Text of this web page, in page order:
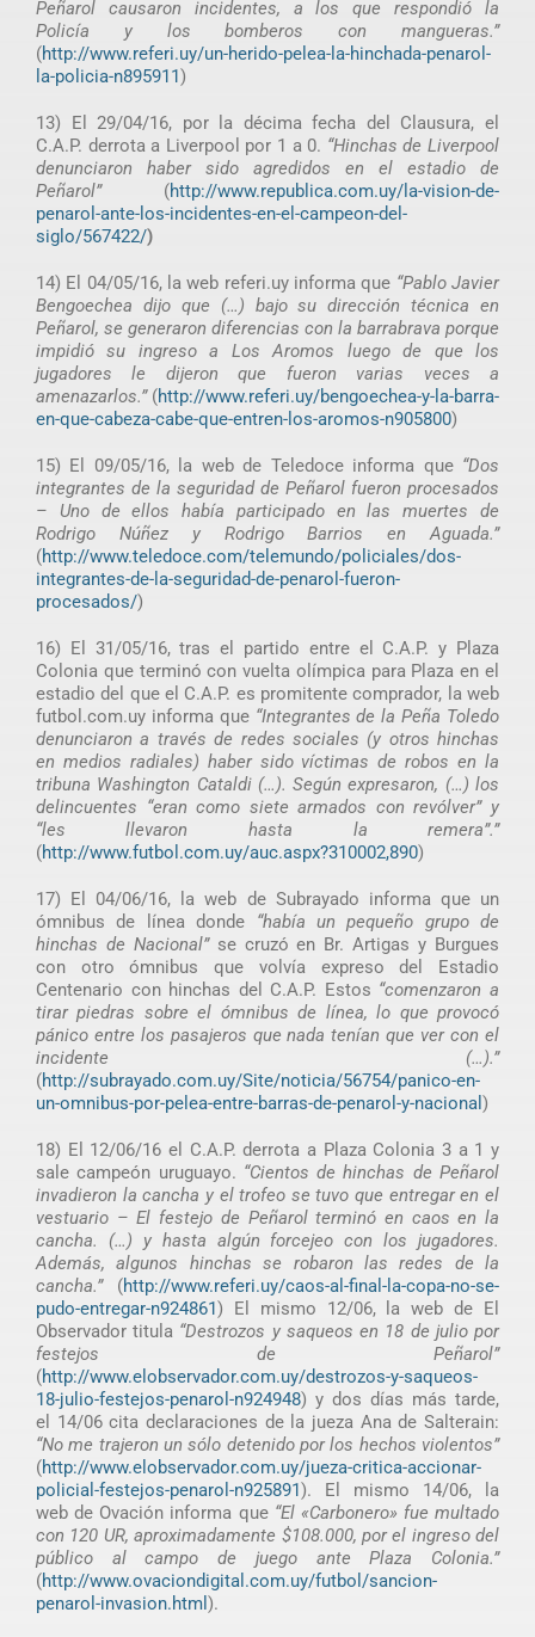
Peñarol causaron incidentes, a los que respondió la
Policía y los bomberos con mangueras.”
(http://www.referi.uy/un-herido-pelea-la-hinchada-penarol-
la-policia-n895911)
13) El 29/04/16, por la décima fecha del Clausura, el
C.A.P. derrota a Liverpool por 1 a 0. “Hinchas de Liverpool
denunciaron haber sido agredidos en el estadio de
Peñarol”(http://www.republica.com.uy/la-vision-de-
penarol-ante-los-incidentes-en-el-campeon-del-
siglo/567422/)
14) El 04/05/16, la web referi.uy informa que “Pablo Javier
Bengoechea dijo que (…) bajo su dirección técnica en
Peñarol, se generaron diferencias con la barrabrava porque
impidió su ingreso a Los Aromos luego de que los
jugadores le dijeron que fueron varias veces a
amenazarlos.”(http://www.referi.uy/bengoechea-y-la-barra-
en-que-cabeza-cabe-que-entren-los-aromos-n905800)
15) El 09/05/16, la web de Teledoce informa que “Dos
integrantes de la seguridad de Peñarol fueron procesados
– Uno de ellos había participado en las muertes de
Rodrigo Núñez y Rodrigo Barrios en Aguada.”
(http://www.teledoce.com/telemundo/policiales/dos-
integrantes-de-la-seguridad-de-penarol-fueron-
procesados/)
16) El 31/05/16, tras el partido entre el C.A.P. y Plaza
Colonia que terminó con vuelta olímpica para Plaza en el
estadio del que el C.A.P. es promitente comprador, la web
futbol.com.uy informa que “Integrantes de la Peña Toledo
denunciaron a través de redes sociales (y otros hinchas
en medios radiales) haber sido víctimas de robos en la
tribuna Washington Cataldi (…). Según expresaron, (…) los
delincuentes “eran como siete armados con revólver” y
“les llevaron hasta la remera”.”
(http://www.futbol.com.uy/auc.aspx?310002,890)
17) El 04/06/16, la web de Subrayado informa que un
ómnibus de línea donde “había un pequeño grupo de
hinchas de Nacional” se cruzó en Br. Artigas y Burgues
con otro ómnibus que volvía expreso del Estadio
Centenario con hinchas del C.A.P. Estos “comenzaron a
tirar piedras sobre el ómnibus de línea, lo que provocó
pánico entre los pasajeros que nada tenían que ver con el
incidente (…).”
(http://subrayado.com.uy/Site/noticia/56754/panico-en-
un-omnibus-por-pelea-entre-barras-de-penarol-y-nacional )
18) El 12/06/16 el C.A.P. derrota a Plaza Colonia 3 a 1 y
sale campeón uruguayo. “Cientos de hinchas de Peñarol
invadieron la cancha y el trofeo se tuvo que entregar en el
vestuario – El festejo de Peñarol terminó en caos en la
cancha. (…) y hasta algún forcejeo con los jugadores.
Además, algunos hinchas se robaron las redes de la
cancha.” (http://www.referi.uy/caos-al-final-la-copa-no-se-
pudo-entregar-n924861) El mismo 12/06, la web de El
Observador titula “Destrozos y saqueos en 18 de julio por
festejos de Peñarol”
(http://www.elobservador.com.uy/destrozos-y-saqueos-
18-julio-festejos-penarol-n924948) y dos días más tarde,
el 14/06 cita declaraciones de la jueza Ana de Salterain:
“No me trajeron un sólo detenido por los hechos violentos”
(http://www.elobservador.com.uy/jueza-critica-accionar-
policial-festejos-penarol-n925891). El mismo 14/06, la
web de Ovación informa que “El «Carbonero» fue multado
con 120 UR, aproximadamente $108.000, por el ingreso del
público al campo de juego ante Plaza Colonia.”
(http://www.ovaciondigital.com.uy/futbol/sancion-
penarol-invasion.html ).